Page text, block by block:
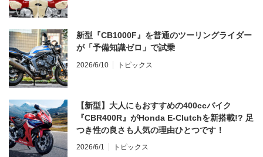
新型『CB1000F』を普通のツーリングライダー
が「予備知識ゼロ」で試乗
2026/6/10 トピックス
【新型】大人にもおすすめの400ccバイク
『CBR400R』がHonda E-Clutchを新搭載!? 足
つき性の良さも人気の理由ひとつです！
2026/6/1 トピックス